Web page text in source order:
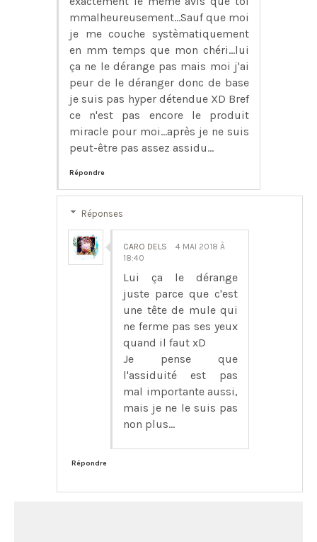
mmalheureusement...Sauf que moi
je me couche systèmatiquement
en mm temps que mon chéri...lui
ça ne le dérange pas mais moi j'ai
peur de le déranger donc de base
je suis pas hyper détendue XD Bref
ce n'est pas encore le produit
miracle pour moi...après je ne suis
peut-être pas assez assidu...
Répondre
Réponses
CARO DELS
4 MAI 2018 À
18:40
Lui ça le dérange
juste parce que c'est
une tête de mule qui
ne ferme pas ses yeux
quand il faut xD
Je pense que
l'assiduité est pas
mal importante aussi,
mais je ne le suis pas
non plus...
Répondre